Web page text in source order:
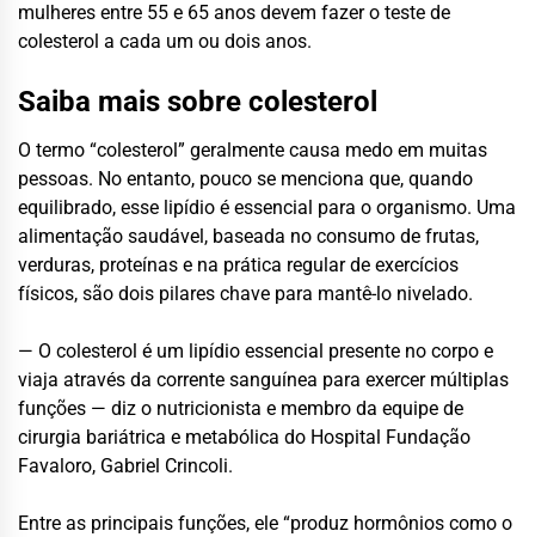
mulheres entre 55 e 65 anos devem fazer o teste de
colesterol a cada um ou dois anos.
Saiba mais sobre colesterol
O termo “colesterol” geralmente causa medo em muitas
pessoas. No entanto, pouco se menciona que, quando
equilibrado, esse lipídio é essencial para o organismo. Uma
alimentação saudável, baseada no consumo de frutas,
verduras, proteínas e na prática regular de exercícios
físicos, são dois pilares chave para mantê-lo nivelado.
— O colesterol é um lipídio essencial presente no corpo e
viaja através da corrente sanguínea para exercer múltiplas
funções — diz o nutricionista e membro da equipe de
cirurgia bariátrica e metabólica do Hospital Fundação
Favaloro, Gabriel Crincoli.
Entre as principais funções, ele “produz hormônios como o